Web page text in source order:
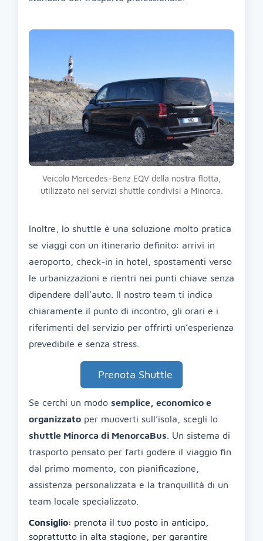
Veicolo Mercedes-Benz EQV della nostra flotta,
utilizzato nei servizi shuttle condivisi a Minorca.
Inoltre, lo shuttle è una soluzione molto pratica
se viaggi con un itinerario definito: arrivi in
aeroporto, check-in in hotel, spostamenti verso
le urbanizzazioni e rientri nei punti chiave senza
dipendere dall’auto. Il nostro team ti indica
chiaramente il punto di incontro, gli orari e i
riferimenti del servizio per offrirti un’esperienza
prevedibile e senza stress.
Prenota Shuttle
Se cerchi un modo semplice, economico e
organizzato per muoverti sull’isola, scegli lo
shuttle Minorca di MenorcaBus . Un sistema di
trasporto pensato per farti godere il viaggio fin
dal primo momento, con pianificazione,
assistenza personalizzata e la tranquillità di un
team locale specializzato.
Consiglio: prenota il tuo posto in anticipo,
soprattutto in alta stagione, per garantire